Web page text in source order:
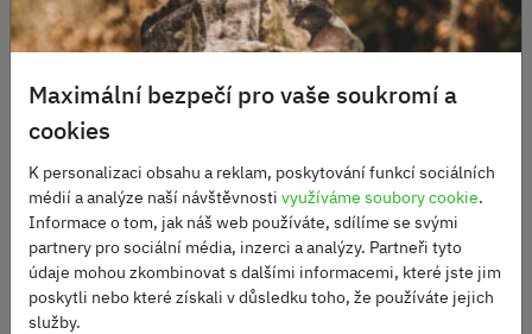
CARBON + GRAPHITE
Skladem
Maximální bezpečí pro vaše soukromí a
cookies
K personalizaci obsahu a reklam, poskytování funkcí sociálních
médií a analýze naší návštěvnosti využíváme soubory cookie.
Informace o tom, jak náš web používáte, sdílíme se svými
partnery pro sociální média, inzerci a analýzy. Partneři tyto
údaje mohou zkombinovat s dalšími informacemi, které jste jim
poskytli nebo které získali v důsledku toho, že používáte jejich
služby.